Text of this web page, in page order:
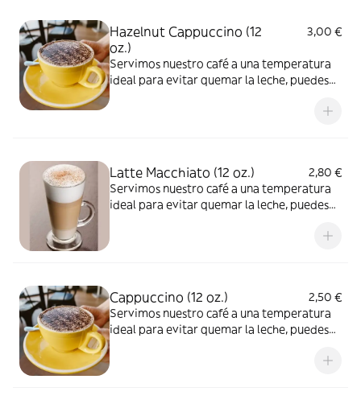
Hazelnut Cappuccino (12
oz.)
3,00 €
Servimos nuestro café a una temperatura
ideal para evitar quemar la leche, puedes
Latte Macchiato (12 oz.)
2,80 €
Servimos nuestro café a una temperatura
ideal para evitar quemar la leche, puedes
Cappuccino (12 oz.)
2,50 €
Servimos nuestro café a una temperatura
ideal para evitar quemar la leche, puedes